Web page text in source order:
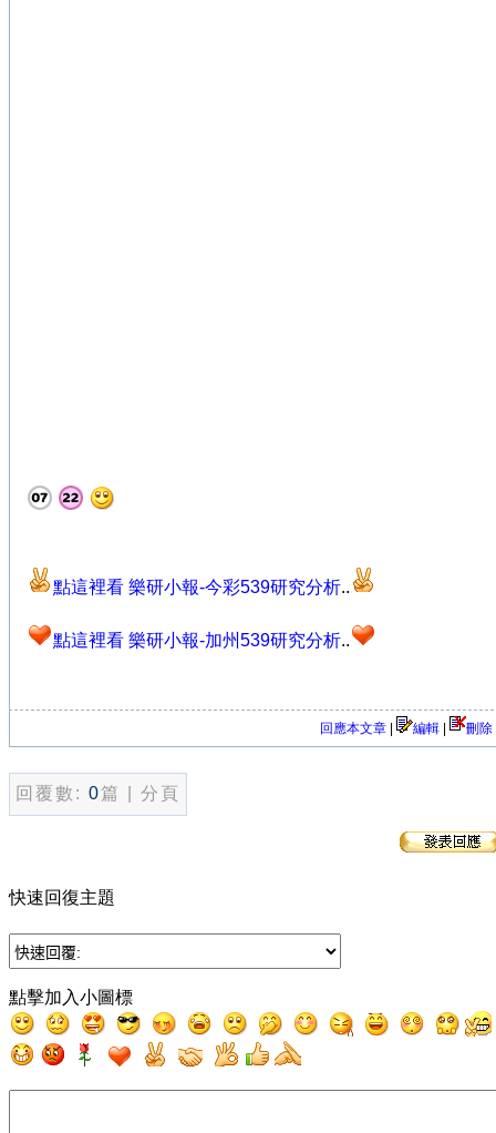
點這裡看 樂研小報-今彩539研究分析..
點這裡看 樂研小報-加州539研究分析..
回應本文章 編輯 刪除
回覆數: 0篇 | 分頁
快速回復主題
點擊加入小圖標